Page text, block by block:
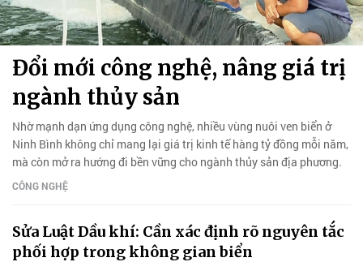
Đổi mới công nghệ, nâng giá trị
ngành thủy sản
Nhờ mạnh dạn ứng dụng công nghệ, nhiều vùng nuôi ven biển ở
Ninh Bình không chỉ mang lại giá trị kinh tế hàng tỷ đồng mỗi năm,
mà còn mở ra hướng đi bền vững cho ngành thủy sản địa phương.
CÔNG NGHỆ
Sửa Luật Dầu khí: Cần xác định rõ nguyên tắc
phối hợp trong không gian biển